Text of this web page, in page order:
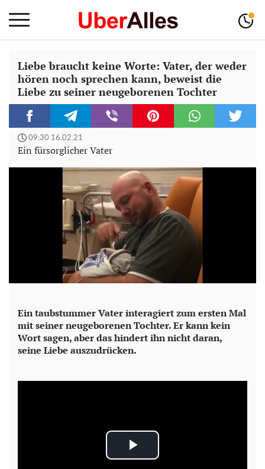
Liebe braucht keine Worte: Vater, der weder
hören noch sprechen kann, beweist die
Liebe zu seiner neugeborenen Tochter
09:30 16.02.21
Ein fürsorglicher Vater
Ein taubstummer Vater interagiert zum ersten Mal
mit seiner neugeborenen Tochter. Er kann kein
Wort sagen, aber das hindert ihn nicht daran,
seine Liebe auszudrücken.
P